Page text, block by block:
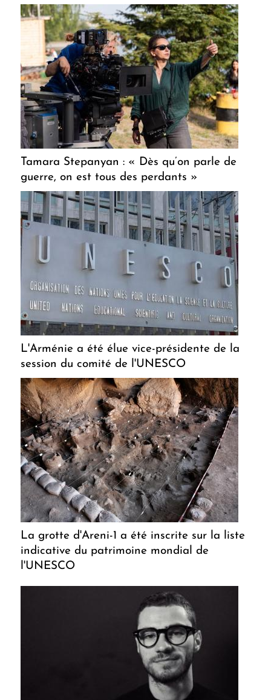
Tamara Stepanyan : « Dès qu’on parle de
guerre, on est tous des perdants »
L'Arménie a été élue vice-présidente de la
session du comité de l'UNESCO
La grotte d'Areni-1 a été inscrite sur la liste
indicative du patrimoine mondial de
l'UNESCO